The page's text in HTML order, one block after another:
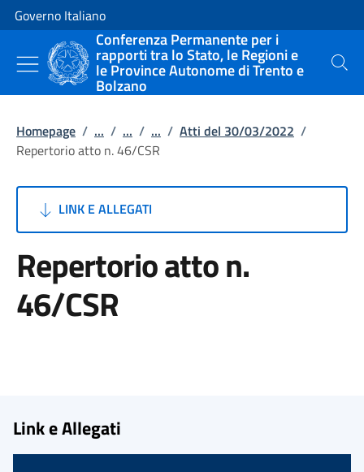
Vai al contenuto
Vai alla navigazione del sito
Governo Italiano
Conferenza Permanente per i
rapporti tra lo Stato, le Regioni e
le Province Autonome di Trento e
Bolzano
Cerca
Homepage / ... / ... / ... / Atti del 30/03/2022 /
Repertorio atto n. 46/CSR
LINK E ALLEGATI
Repertorio atto n.
46/CSR
Link e Allegati